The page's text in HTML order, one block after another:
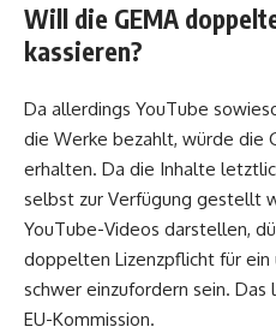
Will die GEMA
kassieren?
Da allerdings YouTube
die Werke bezahlt, würde die
erhalten. Da die Inhalte
selbst zur Verfügung gestellt
YouTube-Videos darstellen,
doppelten Lizenzpflicht für
schwer einzufordern sein.
EU-Kommission.